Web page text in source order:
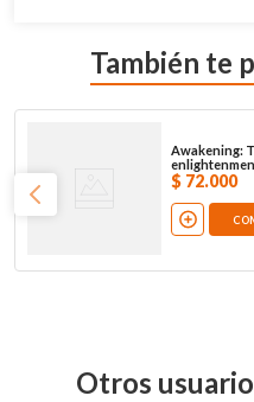
También te
Awakening:
$ 72.000
Otros